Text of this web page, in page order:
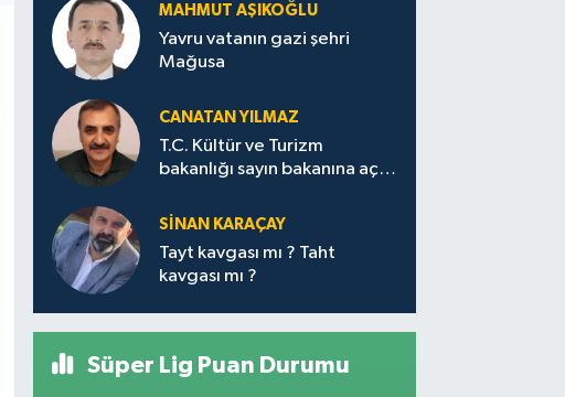
MAHMUT AŞIKOĞLU
Yavru vatanın gazi şehri
Mağusa
CANATAN YILMAZ
T.C. Kültür ve Turizm
bakanlığı sayın bakanına açık
SİNAN KARAÇAY
Tayt kavgası mı ? Taht
kavgası mı ?
Süper Lig Puan Durumu